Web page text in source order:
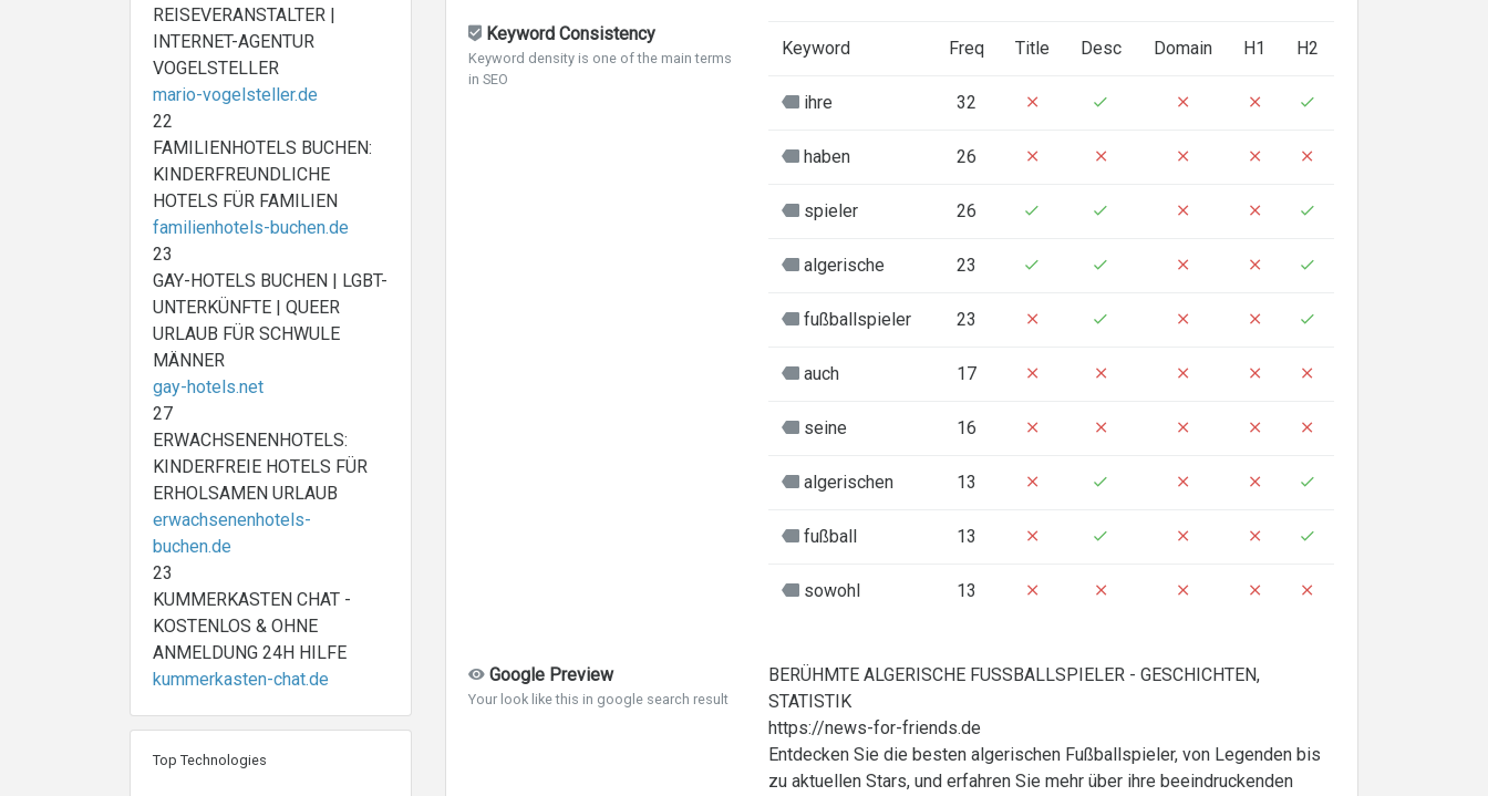
REISEVERANSTALTER |
INTERNET-AGENTUR
VOGELSTELLER
mario-vogelsteller.de
22
FAMILIENHOTELS BUCHEN:
KINDERFREUNDLICHE
HOTELS FÜR FAMILIEN
familienhotels-buchen.de
23
GAY-HOTELS BUCHEN | LGBT-
UNTERKÜNFTE | QUEER
URLAUB FÜR SCHWULE
MÄNNER
gay-hotels.net
27
ERWACHSENENHOTELS:
KINDERFREIE HOTELS FÜR
ERHOLSAMEN URLAUB
erwachsenenhotels-
buchen.de
23
KUMMERKASTEN CHAT -
KOSTENLOS & OHNE
ANMELDUNG 24H HILFE
kummerkasten-chat.de
Top Technologies
Keyword Consistency
Keyword density is one of the main terms
in SEO
Keyword Freq Title Desc Domain H1 H2
ihre 32
haben 26
spieler 26
algerische 23
fußballspieler 23
auch 17
seine 16
algerischen 13
fußball 13
sowohl 13
Google Preview
Your look like this in google search result
BERÜHMTE ALGERISCHE FUSSBALLSPIELER - GESCHICHTEN,
STATISTIK
https://news-for-friends.de
Entdecken Sie die besten algerischen Fußballspieler, von Legenden bis
zu aktuellen Stars, und erfahren Sie mehr über ihre beeindruckenden